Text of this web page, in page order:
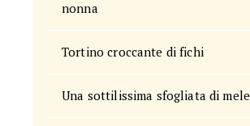
nonna
Tortino croccante di fichi
Una sottilissima sfogliata di mele